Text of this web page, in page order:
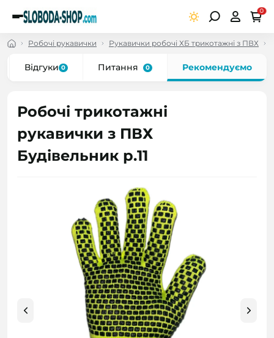
0
Робочі рукавички Рукавички робочі ХБ трикотажні з ПВХ
Відгуки 0 Питання 0 Рекомендуємо
Робочі трикотажні
рукавички з ПВХ
Будівельник р.11